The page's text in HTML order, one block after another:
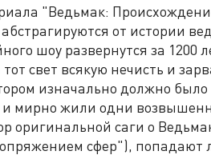
"Ведьмак:
от истории
шоу развернутся за 1200
свет всякую нечисть и
изначально должно
и мирно жили одни
оригинальной саги о
сфер"),